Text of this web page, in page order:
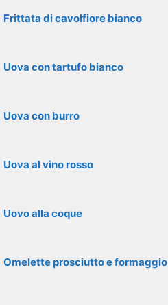
Frittata di cavolfiore bianco
Uova con tartufo bianco
Uova con burro
Uova al vino rosso
Uovo alla coque
Omelette prosciutto e formaggio